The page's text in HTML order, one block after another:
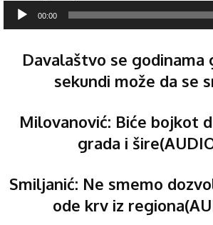
Pregledač
zvučnih
zapisa
00:00
Davalaštvo se godinama
sekundi može da se
Milovanović: Biće bojkot
grada i šire
Smiljanić: Ne smemo
ode krv iz regiona